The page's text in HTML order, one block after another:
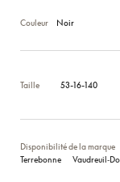
Couleur Noir
Taille 53-16-140
Disponibilité de la marque
Terrebonne